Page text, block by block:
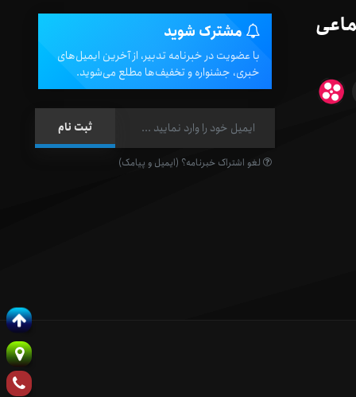
مشترک شوید
با عضویت در خبرنامه تدبیر، از آخرین ایمیل‌های
خبری، جشنواره و تخفیف‌ها مطلع می‌شوید.
لغو اشتراک خبرنامه؟ (ایمیل و پیامک)